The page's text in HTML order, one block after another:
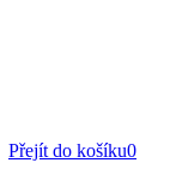
Přejít do košíku0